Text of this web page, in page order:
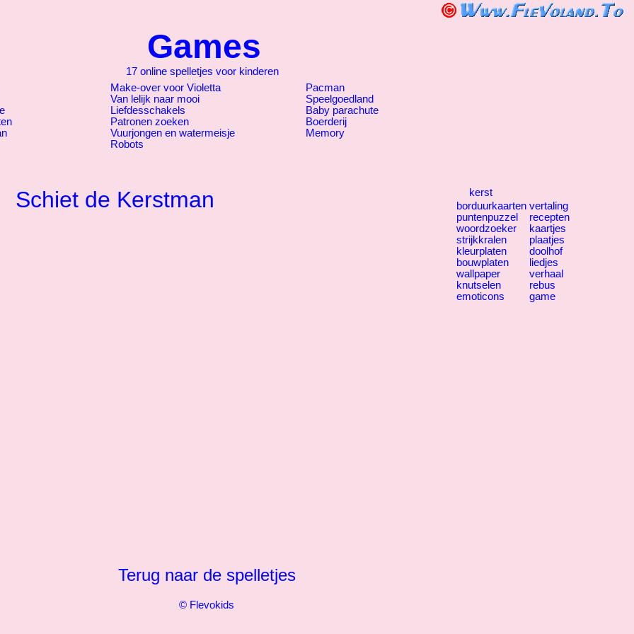
Games
17 online spelletjes voor kinderen
Make-over voor Violetta
Van lelijk naar mooi
Liefdesschakels
Patronen zoeken
Vuurjongen en watermeisje
Robots
Pacman
Speelgoedland
Baby parachute
Boerderij
Memory
Schiet de Kerstman
kerst
borduurkaarten
puntenpuzzel
woordzoeker
strijkkralen
kleurplaten
bouwplaten
wallpaper
knutselen
emoticons
vertaling
recepten
kaartjes
plaatjes
doolhof
liedjes
verhaal
rebus
game
Terug naar de spelletjes
© Flevokids